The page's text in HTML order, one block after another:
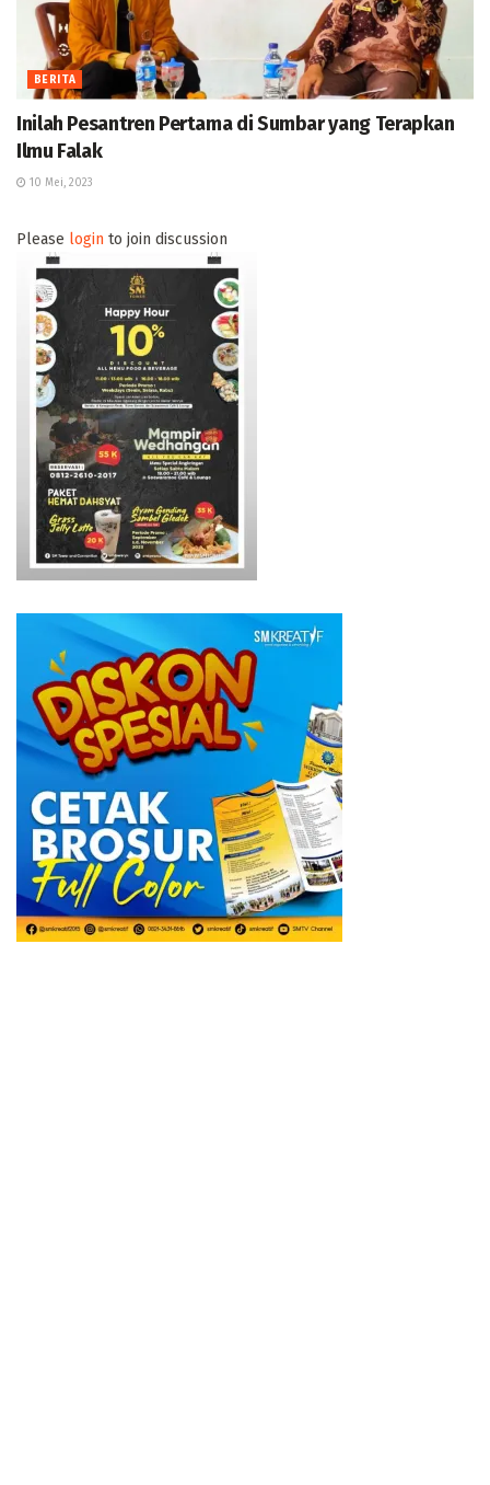
BERITA
Inilah Pesantren Pertama di Sumbar yang Terapkan
Ilmu Falak
10 Mei, 2023
Please login to join discussion